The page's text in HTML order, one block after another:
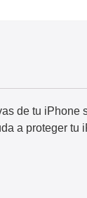
de tu iPhone
a proteger tu